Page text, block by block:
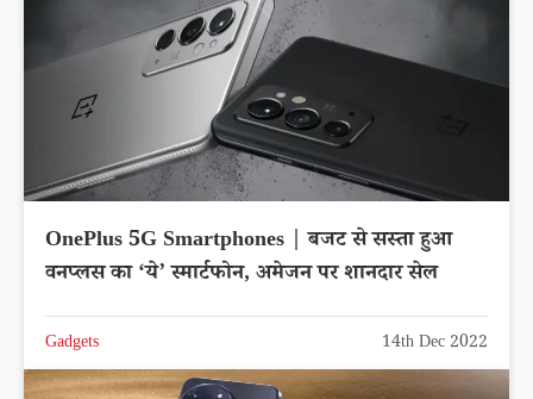
OnePlus 5G Smartphones | बजट से सस्ता हुआ
वनप्लस का ‘ये’ स्मार्टफोन, अमेजन पर शानदार सेल
Gadgets 14th Dec 2022